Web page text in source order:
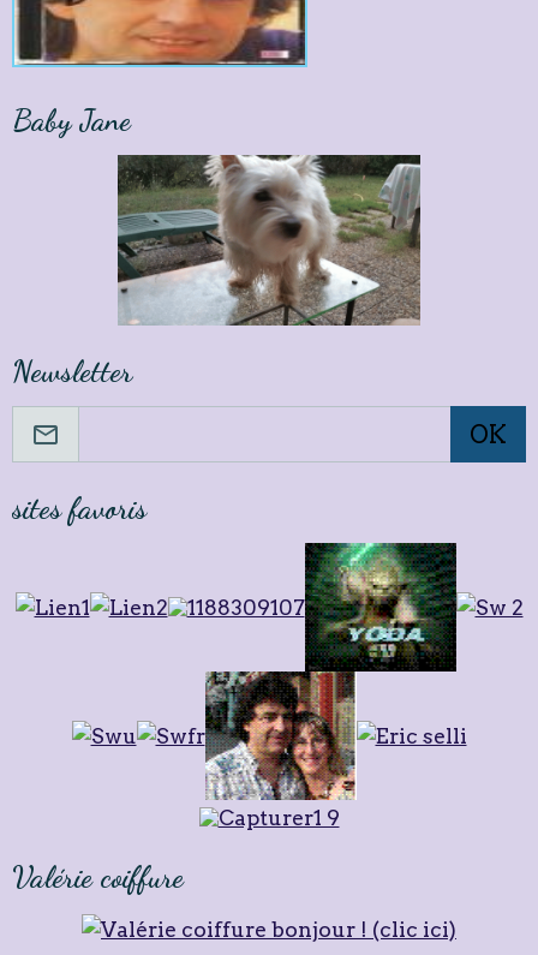
Baby Jane
Newsletter
OK
sites favoris
Valérie coiffure